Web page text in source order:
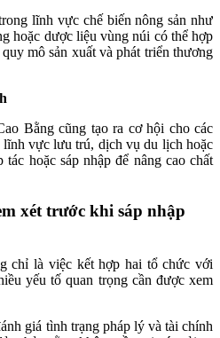
lĩnh vực chế biến nông sản như
hoặc dược liệu vùng núi có thể hợp
mô sản xuất và phát triển thương
Bằng cũng tạo ra cơ hội cho các
lĩnh vực lưu trú, dịch vụ du lịch hoặc
hoặc sáp nhập để nâng cao chất
xét trước khi sáp nhập
chỉ là việc kết hợp hai tổ chức với
yếu tố quan trọng cần được xem
giá tình trạng pháp lý và tài chính